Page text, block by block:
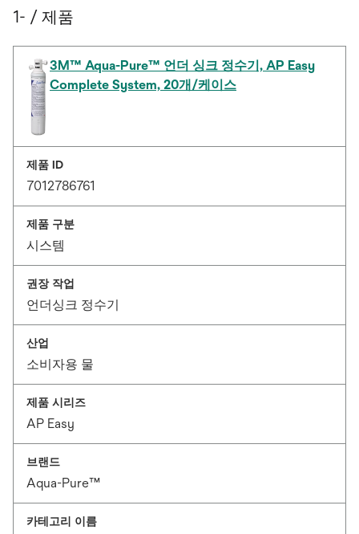
1- / 제품
3M™ Aqua-Pure™ 언더 싱크 정수기, AP Easy
Complete System, 20개/케이스
제품 ID
7012786761
제품 구분
시스템
권장 작업
언더싱크 정수기
산업
소비자용 물
제품 시리즈
AP Easy
브랜드
Aqua-Pure™
카테고리 이름